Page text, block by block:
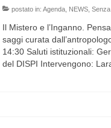
postato in: Agenda, NEWS,
Il Mistero e l’Inganno.
saggi curata
14:30 Saluti istituzionali:
del DISPI Intervengono: